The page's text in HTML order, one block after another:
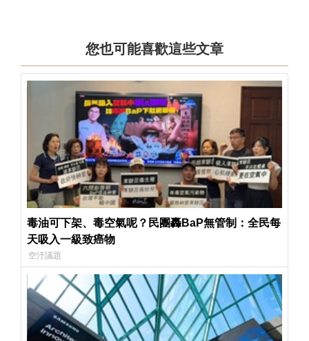
您也可能喜歡這些文章
毒油可下架、毒空氣呢？民團轟BaP無管制：全民每
天吸入一級致癌物
空汙議題